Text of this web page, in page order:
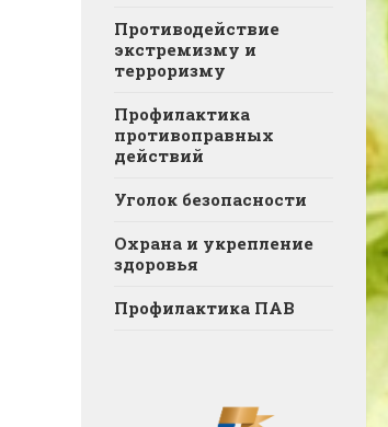
Противодействие
экстремизму и
терроризму
Профилактика
противоправных
действий
Уголок безопасности
Охрана и укрепление
здоровья
Профилактика ПАВ